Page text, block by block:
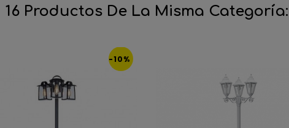
16 Productos De La Misma Categoría:
-10%